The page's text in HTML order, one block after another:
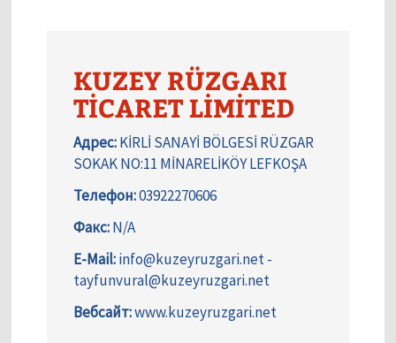
KUZEY RÜZGARI
TİCARET LİMİTED
Адрес:KİRLİ SANAYİ BÖLGESİ RÜZGAR
SOKAK NO:11 MİNARELİKÖY LEFKOŞA
Телефон:03922270606
Факс:N/A
E-Mail:info@kuzeyruzgari.net -
tayfunvural@kuzeyruzgari.net
Вебсайт:www.kuzeyruzgari.net